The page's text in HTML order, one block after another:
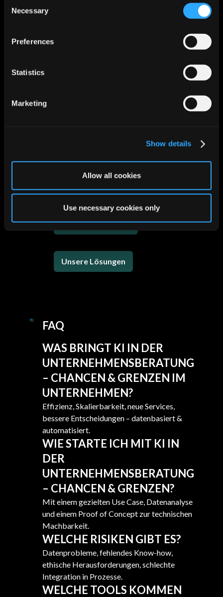
Selection
Necessary
Preferences
Statistics
Marketing
Show details
Allow all cookies
Use necessary cookies only
FAZIT
Kontaktieren Sie
uns!
Unsere Leistungen
Unsere Lösungen
FAQ
WAS BRINGT KI IN DER
UNTERNEHMENSBERATUNG
– CHANCEN & GRENZEN IM
UNTERNEHMEN?
Effizienz, Skalierbarkeit, neue Services,
bessere Entscheidungen – datenbasiert &
automatisiert.
WIE STARTE ICH MIT KI IN
DER
UNTERNEHMENSBERATUNG
– CHANCEN & GRENZEN?
Mit einem gezielten Use Case, Datenanalyse
und einem Proof of Concept zur technischen
Machbarkeit.
WELCHE RISIKEN GIBT ES?
Datenprobleme, fehlendes Know-how,
ethische Herausforderungen, schlechte
Integration in Prozesse.
WELCHE TOOLS KOMMEN